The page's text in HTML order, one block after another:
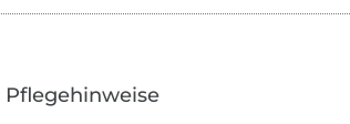
Pflegehinweise